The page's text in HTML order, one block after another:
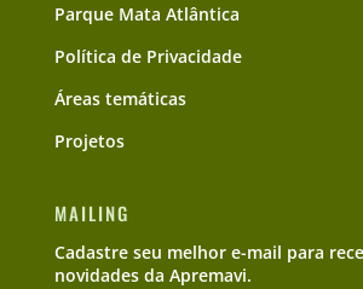
Parque Mata Atlântica
Política de Privacidade
Áreas temáticas
Projetos
MAILING
Cadastre seu melhor e-mail para
novidades da Apremavi.